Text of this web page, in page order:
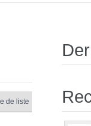
de liste